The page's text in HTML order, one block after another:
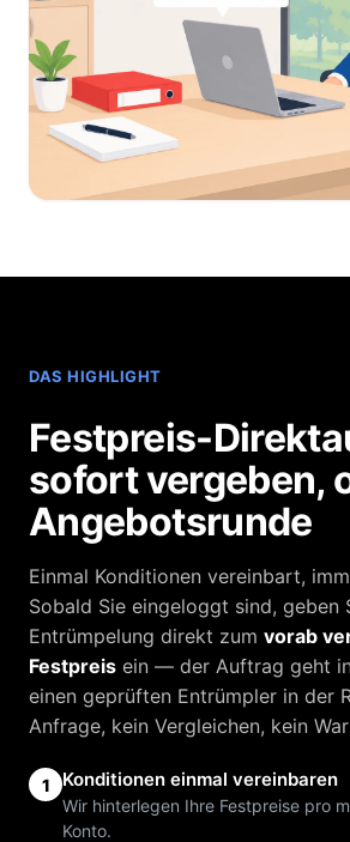
DAS HIGHLIGHT
Festpreis-
sofort vergeben,
Angebotsrunde
Einmal Konditionen vereinbart,
Sobald Sie eingeloggt sind, geben
Entrümpelung direkt zum vorab
Festpreis ein — der Auftrag geht
einen geprüften Entrümpler in der
Anfrage, kein Vergleichen, kein
1 Konditionen einmal vereinbaren
Wir hinterlegen Ihre Festpreise pro
Konto.